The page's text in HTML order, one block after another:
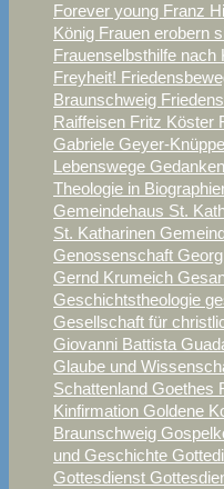
Forever young Franz
König Frauen erobern
Frauenselbsthilfe nach
Freyheit!
Braunschweig
Raiffeisen Fritz Köster
Gabriele Geyer-
Lebenswege
Theologie in
Gemeindehaus St.
St. Katharinen
Genossenschaft
Gernd Krumeich
Geschichtstheologie
Gesellschaft für
Giovanni Battista
Glaube und
Schattenland Goethes
Kinfirmation Goldene
Braunschweig
und Geschichte
Gottesdienst